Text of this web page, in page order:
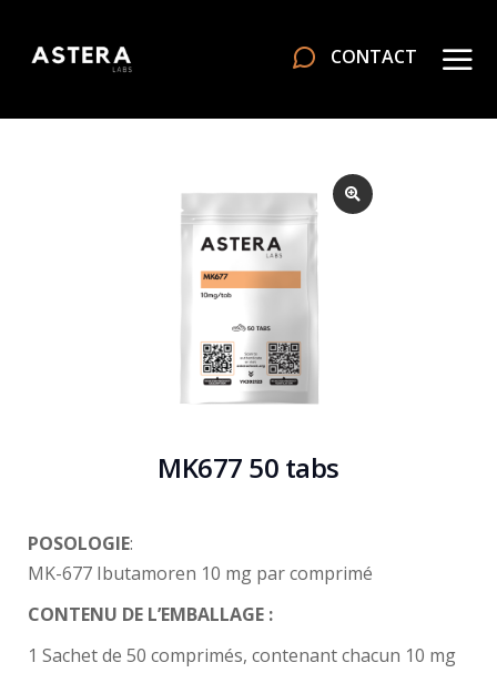
CONTACT
MK677 50 tabs
POSOLOGIE:
MK-677 Ibutamoren 10 mg par comprimé
CONTENU DE L’EMBALLAGE :
1 Sachet de 50 comprimés, contenant chacun 10 mg